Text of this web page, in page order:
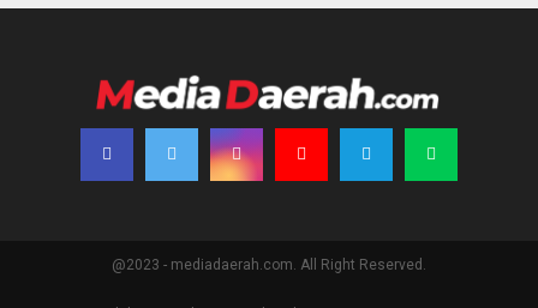
@2023 - mediadaerah.com. All Right Reserved.